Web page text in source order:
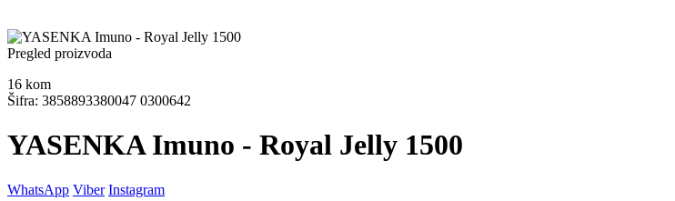
Pregled proizvoda
16 kom
Šifra: 3858893380047 0300642
YASENKA Imuno - Royal Jelly 1500
WhatsApp Viber Instagram